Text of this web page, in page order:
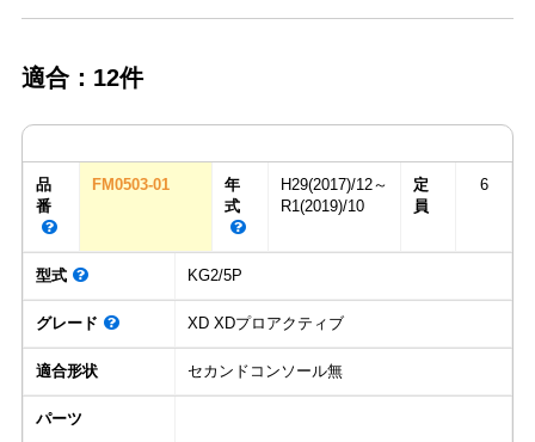
適合：12件
品
番
FM0503-01
年
式
H29(2017)/12～
R1(2019)/10
定
員
6
型式 KG2/5P
グレード XD XDプロアクティブ
適合形状 セカンドコンソール無
パーツ